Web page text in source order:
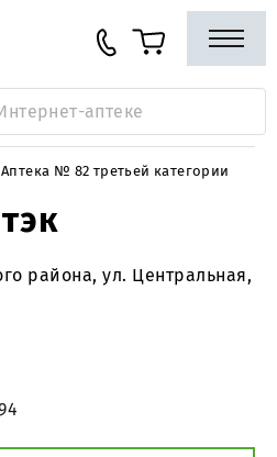
Аптека № 82 третьей категории
района, ул. Центральная,